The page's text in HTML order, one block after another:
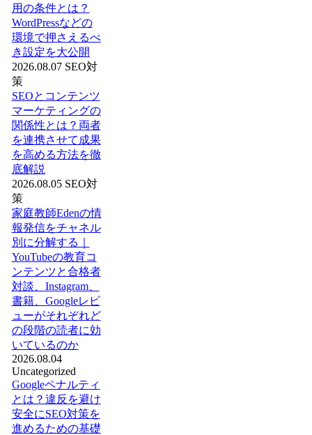
用の条件とは？
WordPressなどの
環境で押さえるべ
き設定を大公開
2026.08.07 SEO対
策
SEOとコンテンツ
マーケティングの
関係性とは？両者
を連携させて成果
を高める方法を徹
底解説
2026.08.05 SEO対
策
家庭教師Edenの情
報発信をチャネル
別に分解する｜
YouTubeの教育コ
ンテンツと合格者
対談、Instagram、
書籍、Googleレビ
ューがそれぞれど
の段階の読者に効
いているのか
2026.08.04
Uncategorized
Googleペナルティ
とは？違反を避け
安全にSEO対策を
進めるための基礎